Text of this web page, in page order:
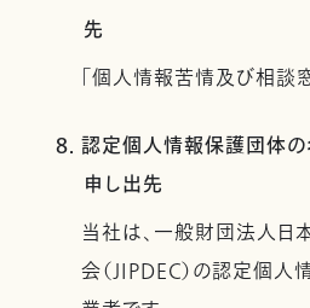
先
「個人情報苦情及び相談
8. 認定個人情報保護団体
申し出先
当社は、一般財団法人
会（JIPDEC）の認定個